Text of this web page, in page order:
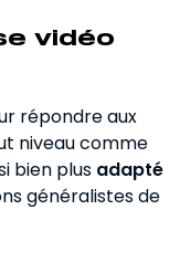
vidéo
répondre aux
niveau comme
bien plus adapté
généralistes de